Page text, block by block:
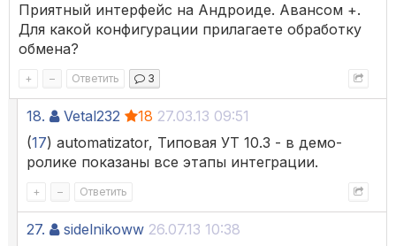
Приятный интерфейс на Андроиде. Авансом +.
Для какой конфигурации прилагаете обработку
обмена?
+ – Ответить 3
18. Vetal232 18 27.03.13 09:51
(17) automatizator, Типовая УТ 10.3 - в демо-
ролике показаны все этапы интеграции.
+ – Ответить
27. sidelnikoww 26.07.13 10:38